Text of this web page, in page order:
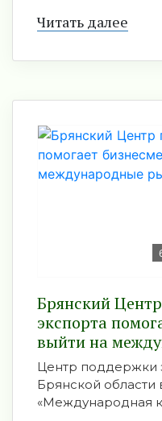
Читать далее
Брянский
экспорта
выйти на
Центр поддержки
Брянской области
«Международная